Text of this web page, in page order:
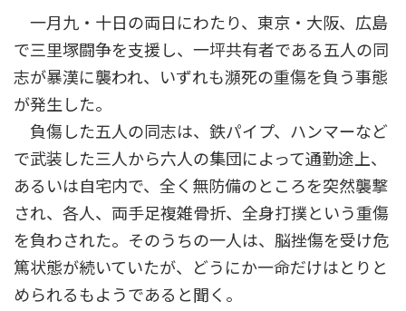
一月九・十日の両日にわたり、東京・大阪、広島
で三里塚闘争を支援し、一坪共有者である五人の同
志が暴漢に襲われ、いずれも瀕死の重傷を負う事態
が発生した。
負傷した五人の同志は、鉄パイプ、ハンマーなど
で武装した三人から六人の集団によって通勤途上、
あるいは自宅内で、全く無防備のところを突然襲撃
され、各人、両手足複雑骨折、全身打撲という重傷
を負わされた。そのうちの一人は、脳挫傷を受け危
篤状態が続いていたが、どうにか一命だけはとりと
められるもようであると聞く。